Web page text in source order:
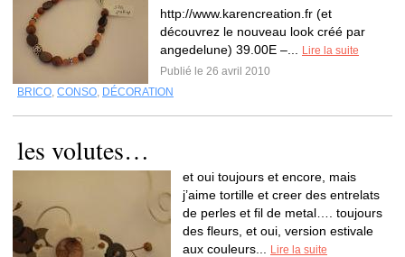
http://www.karencreation.fr (et
découvrez le nouveau look créé par
angedelune) 39.00E –...
Lire la suite
Publié le 26 avril 2010
BRICO, CONSO, DÉCORATION
les volutes…
et oui toujours et encore, mais
j’aime tortille et creer des entrelats
de perles et fil de metal…. toujours
des fleurs, et oui, version estivale
aux couleurs...
Lire la suite